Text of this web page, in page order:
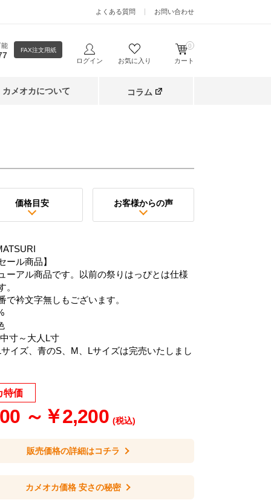
よくある質問 お問い合わせ
能
FAX注文用紙
ログイン お気に入り カート
0
カメオカについて コラム
価格目安 お客様からの声
ール商品】
ーアル商品です。以前の祭りはっぴとは仕様
。
で衿文字無しもございます。
寸～大人L寸
イズ、青のS、M、Lサイズは完売いたしまし
特価
～￥2,200 (税込)
販売価格の詳細はコチラ
カメオカ価格 安さの秘密